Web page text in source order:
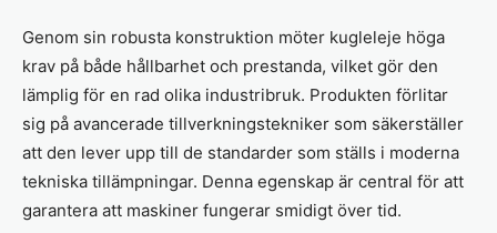
Genom sin robusta konstruktion möter kugleleje höga
krav på både hållbarhet och prestanda, vilket gör den
lämplig för en rad olika industribruk. Produkten förlitar
sig på avancerade tillverkningstekniker som säkerställer
att den lever upp till de standarder som ställs i moderna
tekniska tillämpningar. Denna egenskap är central för att
garantera att maskiner fungerar smidigt över tid.